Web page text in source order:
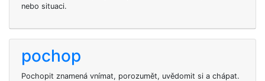
nebo situaci.
pochop
Pochopit znamená vnímat, porozumět, uvědomit si a chápat.